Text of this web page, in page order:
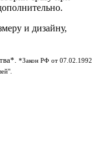
и дизайну,
*Закон РФ от 07.02.1992